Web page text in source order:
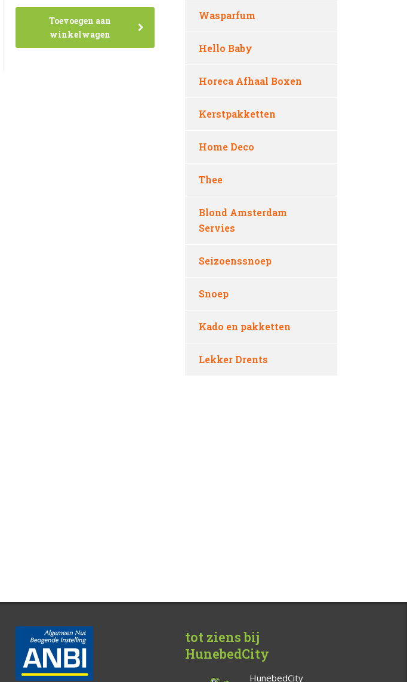
Toevoegen aan
winkelwagen
Wasparfum
Hello Baby
Horeca Afhaal Boxen
Kerstpakketten
Home Deco
Thee
Blond Amsterdam
Servies
Seizoenssnoep
Snoep
Kado en pakketten
Lekker Drents
tot ziens bij
HunebedCity
HunebedCity